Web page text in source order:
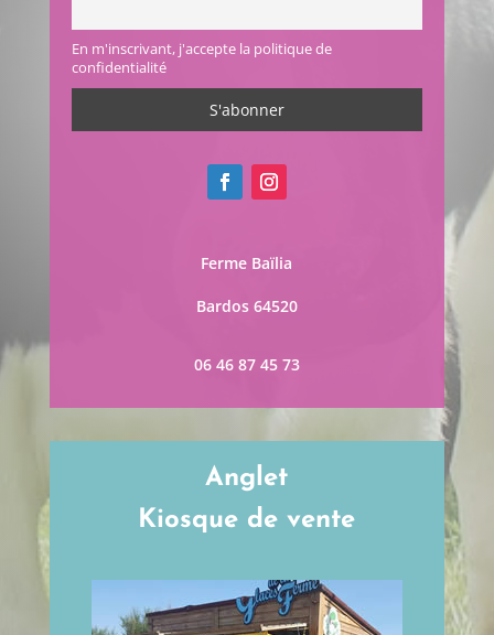
En m'inscrivant, j'accepte la politique de
confidentialité
Ferme Baïlia
Bardos 64520
06 46 87 45 73
Anglet
Kiosque de vente